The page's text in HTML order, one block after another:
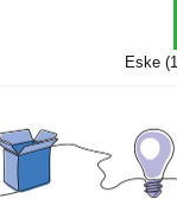
Eske